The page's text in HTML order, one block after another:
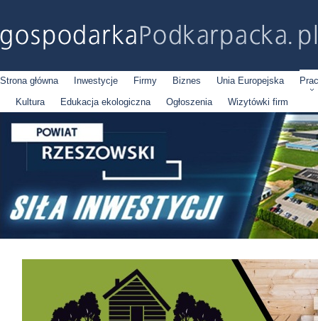
Strona główna Inwestycje Firmy Biznes Unia Europejska
Kultura
Edukacja ekologiczna Ogłoszenia Wizytówki firm